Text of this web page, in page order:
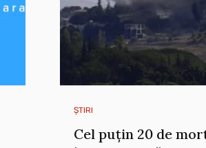
ȘTIRI
Cel puțin 20 de